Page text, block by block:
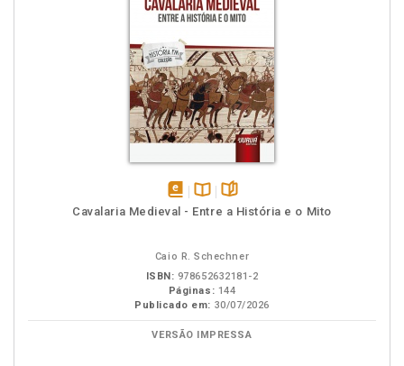
disponívelDisponível
páginas
Cavalaria Medieval - Entre a História e o Mito
Caio R. Schechner
ISBN: 978652632181-2
Páginas: 144
Publicado em: 30/07/2026
VERSÃO IMPRESSA